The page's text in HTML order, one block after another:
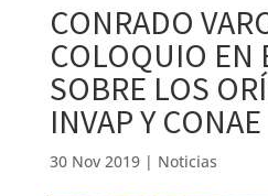
CONRADO
COLOQUIO EN
SOBRE LOS
INVAP Y CONAE
30 Nov 2019| Noticias